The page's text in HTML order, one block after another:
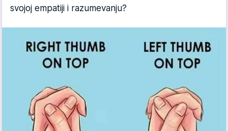
svojoj empatiji i razumevanju?